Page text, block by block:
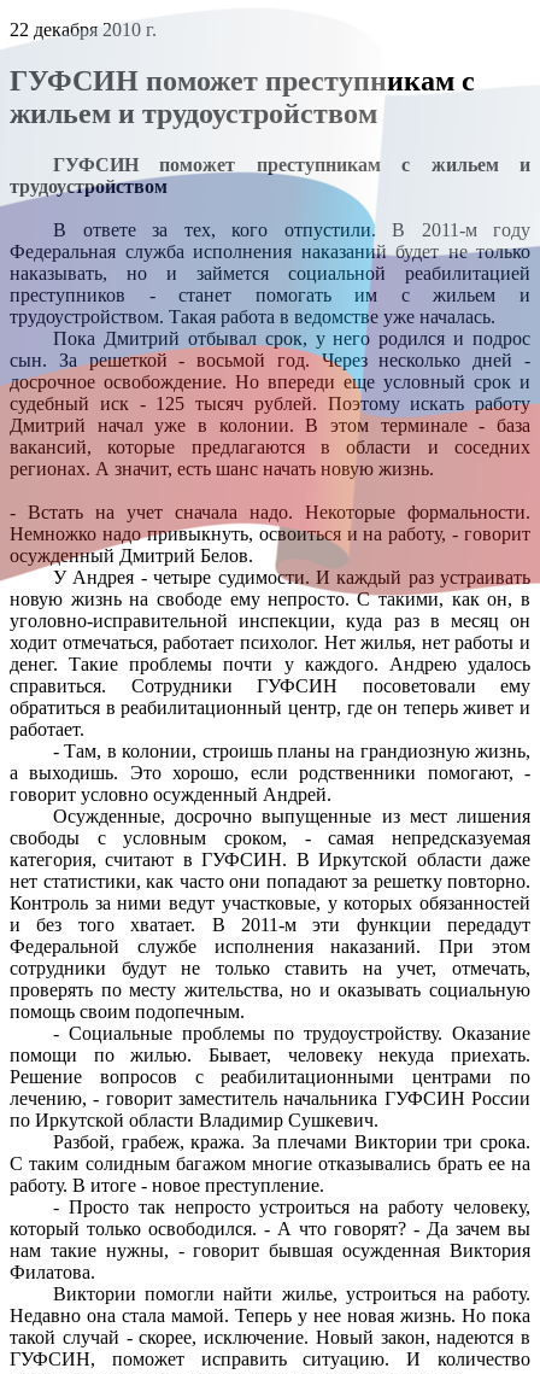
22 декабря 2010 г.
ГУФСИН поможет преступникам с
жильем и трудоустройством
ГУФСИН поможет преступникам с жильем и
трудоустройством
В ответе за тех, кого отпустили. В 2011-м году
Федеральная служба исполнения наказаний будет не только
наказывать, но и займется социальной реабилитацией
преступников - станет помогать им с жильем и
трудоустройством. Такая работа в ведомстве уже началась.
Пока Дмитрий отбывал срок, у него родился и подрос
сын. За решеткой - восьмой год. Через несколько дней -
досрочное освобождение. Но впереди еще условный срок и
судебный иск - 125 тысяч рублей. Поэтому искать работу
Дмитрий начал уже в колонии. В этом терминале - база
вакансий, которые предлагаются в области и соседних
регионах. А значит, есть шанс начать новую жизнь.
- Встать на учет сначала надо. Некоторые формальности.
Немножко надо привыкнуть, освоиться и на работу, - говорит
осужденный Дмитрий Белов.
У Андрея - четыре судимости. И каждый раз устраивать
новую жизнь на свободе ему непросто. С такими, как он, в
уголовно-исправительной инспекции, куда раз в месяц он
ходит отмечаться, работает психолог. Нет жилья, нет работы и
денег. Такие проблемы почти у каждого. Андрею удалось
справиться. Сотрудники ГУФСИН посоветовали ему
обратиться в реабилитационный центр, где он теперь живет и
работает.
- Там, в колонии, строишь планы на грандиозную жизнь,
а выходишь. Это хорошо, если родственники помогают, -
говорит условно осужденный Андрей.
Осужденные, досрочно выпущенные из мест лишения
свободы с условным сроком, - самая непредсказуемая
категория, считают в ГУФСИН. В Иркутской области даже
нет статистики, как часто они попадают за решетку повторно.
Контроль за ними ведут участковые, у которых обязанностей
и без того хватает. В 2011-м эти функции передадут
Федеральной службе исполнения наказаний. При этом
сотрудники будут не только ставить на учет, отмечать,
проверять по месту жительства, но и оказывать социальную
помощь своим подопечным.
- Социальные проблемы по трудоустройству. Оказание
помощи по жилью. Бывает, человеку некуда приехать.
Решение вопросов с реабилитационными центрами по
лечению, - говорит заместитель начальника ГУФСИН России
по Иркутской области Владимир Сушкевич.
Разбой, грабеж, кража. За плечами Виктории три срока.
С таким солидным багажом многие отказывались брать ее на
работу. В итоге - новое преступление.
- Просто так непросто устроиться на работу человеку,
который только освободился. - А что говорят? - Да зачем вы
нам такие нужны, - говорит бывшая осужденная Виктория
Филатова.
Виктории помогли найти жилье, устроиться на работу.
Недавно она стала мамой. Теперь у нее новая жизнь. Но пока
такой случай - скорее, исключение. Новый закон, надеются в
ГУФСИН, поможет исправить ситуацию. И количество